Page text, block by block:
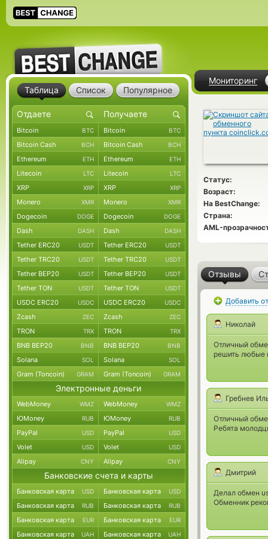
Мониторинг
Статус:
Возраст:
На BestChange:
Страна:
AML-
Отзывы
Добавить
Николай
Отличный
решить любые
Гребнев
Отличный
Ребята
Дмитрий
Делал обмен
Обменник
Таблица Список Популярное
Bitcoin BTC Bitcoin BTC
Bitcoin Cash BCH Bitcoin Cash BCH
Ethereum ETH Ethereum ETH
Litecoin LTC Litecoin LTC
XRP XRP XRP XRP
Monero XMR Monero XMR
Dogecoin DOGE Dogecoin DOGE
Dash DASH Dash DASH
Tether ERC20 USDT Tether ERC20 USDT
Tether TRC20 USDT Tether TRC20 USDT
Tether BEP20 USDT Tether BEP20 USDT
Tether TON USDT Tether TON USDT
USDC ERC20 USDC USDC ERC20 USDC
Zcash ZEC Zcash ZEC
TRON TRX TRON TRX
BNB BEP20 BNB BNB BEP20 BNB
Solana SOL Solana SOL
Gram (Toncoin) GRAM Gram (Toncoin) GRAM
Электронные деньги
WebMoney WMZ WebMoney WMZ
ЮMoney RUB ЮMoney RUB
PayPal USD PayPal USD
Volet USD Volet USD
Alipay CNY Alipay CNY
Банковские счета и карты
Банковская карта USD Банковская карта USD
Банковская карта RUB Банковская карта RUB
Банковская карта EUR Банковская карта EUR
Банковская карта UAH Банковская карта UAH